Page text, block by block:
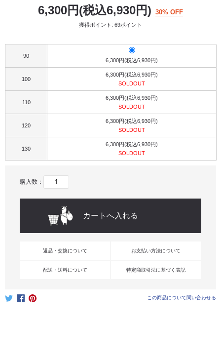
6,300円(税込6,930円) 30% OFF
獲得ポイント: 69ポイント
90
6,300円(税込6,930円)
100
6,300円(税込6,930円)
SOLDOUT
110
6,300円(税込6,930円)
SOLDOUT
120
6,300円(税込6,930円)
SOLDOUT
130
6,300円(税込6,930円)
SOLDOUT
購入数：
返品・交換について お支払い方法について
配送・送料について 特定商取引法に基づく表記
この商品について問い合わせる